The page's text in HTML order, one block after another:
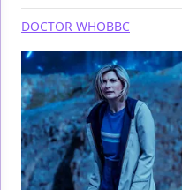
DOCTOR WHOBBC